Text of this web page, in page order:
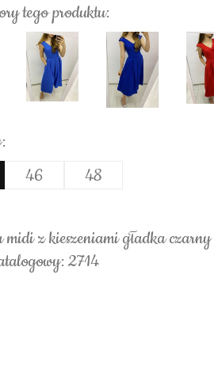
tego produktu:
46 48
midi z kieszeniami gładka czarny
2714